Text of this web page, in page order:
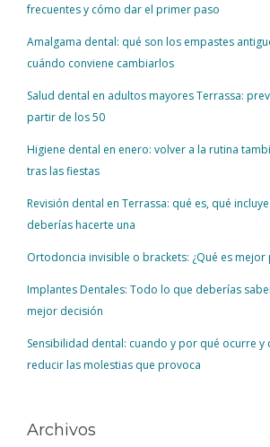
frecuentes y cómo dar el primer paso
Amalgama dental: qué son los empastes
cuándo conviene cambiarlos
Salud dental en adultos mayores Terrassa:
partir de los 50
Higiene dental en enero: volver a la rutina
tras las fiestas
Revisión dental en Terrassa: qué es, qué
deberías hacerte una
Ortodoncia invisible o brackets: ¿Qué es mejor
Implantes Dentales: Todo lo que deberías
mejor decisión
Sensibilidad dental: cuando y por qué ocurre
reducir las molestias que provoca
Archivos